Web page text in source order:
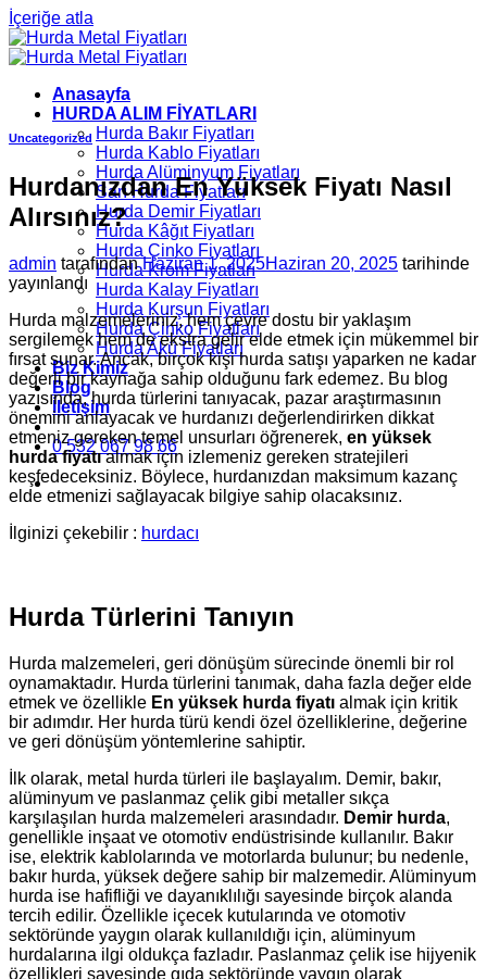
İçeriğe atla
Anasayfa
HURDA ALIM FİYATLARI
Hurda Bakır Fiyatları
Hurda Kablo Fiyatları
Hurda Alüminyum Fiyatları
Sarı Hurda Fiyatları
Hurda Demir Fiyatları
Hurda Kâğıt Fiyatları
Hurda Çinko Fiyatları
Hurda Krom Fiyatları
Hurda Kalay Fiyatları
Hurda Kurşun Fiyatları
Hurda Çinko Fiyatları
Hurda Akü Fiyatları
Biz Kimiz
Blog
İletişim
0 532 067 98 66
Uncategorized
Hurdanızdan En Yüksek Fiyatı Nasıl
Alırsınız?
admin tarafından Haziran 1, 2025Haziran 20, 2025 tarihinde
yayınlandı
Hurda malzemeleriniz, hem çevre dostu bir yaklaşım
sergilemek hem de ekstra gelir elde etmek için mükemmel bir
fırsat sunar. Ancak, birçok kişi hurda satışı yaparken ne kadar
değerli bir kaynağa sahip olduğunu fark edemez. Bu blog
yazısında, hurda türlerini tanıyacak, pazar araştırmasının
önemini anlayacak ve hurdanızı değerlendirirken dikkat
etmeniz gereken temel unsurları öğrenerek, en yüksek
hurda fiyatıalmak için izlemeniz gereken stratejileri
keşfedeceksiniz. Böylece, hurdanızdan maksimum kazanç
elde etmenizi sağlayacak bilgiye sahip olacaksınız.
İlginizi çekebilir : hurdacı
Hurda Türlerini Tanıyın
Hurda malzemeleri, geri dönüşüm sürecinde önemli bir rol
oynamaktadır. Hurda türlerini tanımak, daha fazla değer elde
etmek ve özellikle En yüksek hurda fiyatı almak için kritik
bir adımdır. Her hurda türü kendi özel özelliklerine, değerine
ve geri dönüşüm yöntemlerine sahiptir.
İlk olarak, metal hurda türleri ile başlayalım. Demir, bakır,
alüminyum ve paslanmaz çelik gibi metaller sıkça
karşılaşılan hurda malzemeleri arasındadır. Demir hurda,
genellikle inşaat ve otomotiv endüstrisinde kullanılır. Bakır
ise, elektrik kablolarında ve motorlarda bulunur; bu nedenle,
bakır hurda, yüksek değere sahip bir malzemedir. Alüminyum
hurda ise hafifliği ve dayanıklılığı sayesinde birçok alanda
tercih edilir. Özellikle içecek kutularında ve otomotiv
sektöründe yaygın olarak kullanıldığı için, alüminyum
hurdalarına ilgi oldukça fazladır. Paslanmaz çelik ise hijyenik
özellikleri sayesinde gıda sektöründe yaygın olarak